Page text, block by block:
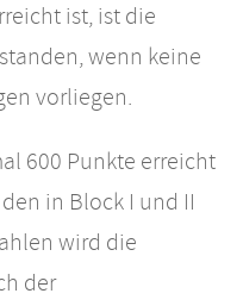
ist, ist die
wenn keine
vorliegen.
600 Punkte erreicht
in Block I und II
wird die
der